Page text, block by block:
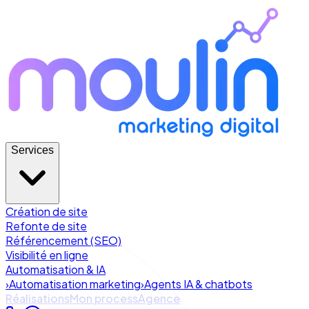
Services
Création de site
Refonte de site
Référencement (SEO)
Visibilité en ligne
Automatisation & IA
›Automatisation marketing›Agents IA & chatbots
RéalisationsMon processAgence